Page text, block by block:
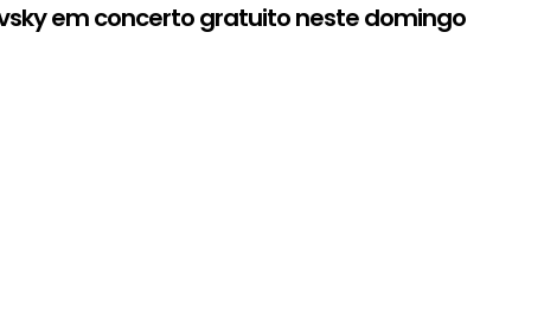
em concerto gratuito neste domingo